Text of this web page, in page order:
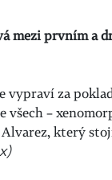
mezi prvním a
vypraví za
–
který